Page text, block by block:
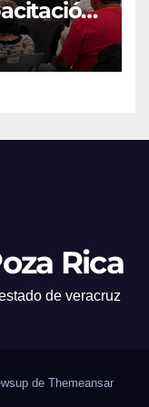
Rica
de veracruz
de Themeansar